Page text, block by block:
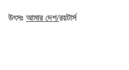
উৎসঃ আমার দেশ/রয়টার্স